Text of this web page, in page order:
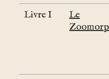
Livre I
Le